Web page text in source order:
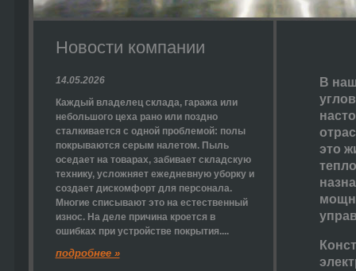
В
это
Новости компании
14.05.2026
Каждый владелец склада, гаража или
небольшого цеха рано или поздно
сталкивается с одной проблемой: полы
покрываются серым налетом. Пыль
оседает на товарах, забивает складскую
технику, усложняет ежедневную уборку и
создает дискомфорт для персонала.
Многие списывают это на естественный
износ. На деле причина кроется в
ошибках при устройстве покрытия....
подробнее »